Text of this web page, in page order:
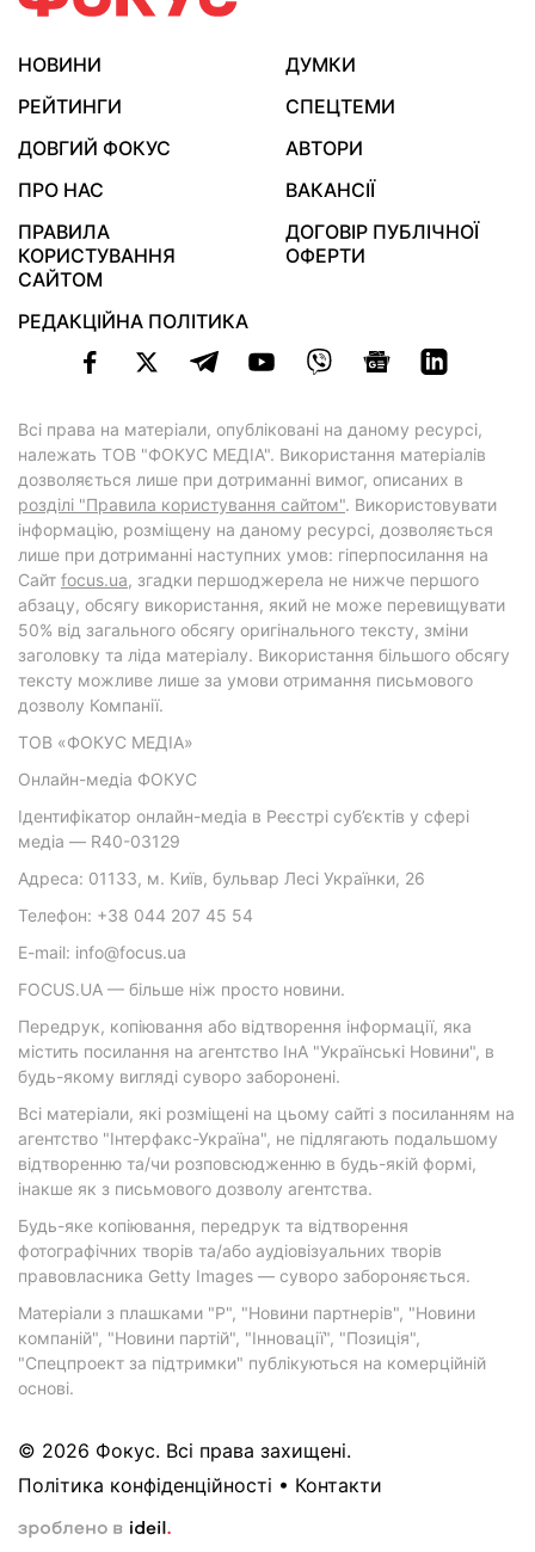
НОВИНИ
ДУМКИ
РЕЙТИНГИ
СПЕЦТЕМИ
ДОВГИЙ ФОКУС
АВТОРИ
ПРО НАС
ВАКАНСІЇ
ПРАВИЛА
КОРИСТУВАННЯ
САЙТОМ
ДОГОВІР ПУБЛІЧНОЇ
ОФЕРТИ
РЕДАКЦІЙНА ПОЛІТИКА
Всі права на матеріали, опубліковані на даному ресурсі,
належать ТОВ "ФОКУС МЕДІА". Використання матеріалів
дозволяється лише при дотриманні вимог, описаних в
розділі "Правила користування сайтом". Використовувати
інформацію, розміщену на даному ресурсі, дозволяється
лише при дотриманні наступних умов: гіперпосилання на
Cайт focus.ua, згадки першоджерела не нижче першого
абзацу, обсягу використання, який не може перевищувати
50% від загального обсягу оригінального тексту, зміни
заголовку та ліда матеріалу. Використання більшого обсягу
тексту можливе лише за умови отримання письмового
дозволу Компанії.
ТОВ «ФОКУС МЕДІА»
Онлайн-медіа ФОКУС
Ідентифікатор онлайн-медіа в Реєстрі суб’єктів у сфері
медіа — R40-03129
Адреса: 01133, м. Київ, бульвар Лесі Українки, 26
Телефон: +38 044 207 45 54
E-mail: info@focus.ua
FOCUS.UA — більше ніж просто новини.
Передрук, копіювання або відтворення інформації, яка
містить посилання на агентство ІнА "Українські Новини", в
будь-якому вигляді суворо заборонені.
Всі матеріали, які розміщені на цьому сайті з посиланням на
агентство "Інтерфакс-Україна", не підлягають подальшому
відтворенню та/чи розповсюдженню в будь-якій формі,
інакше як з письмового дозволу агентства.
Будь-яке копіювання, передрук та відтворення
фотографічних творів та/або аудіовізуальних творів
правовласника Getty Images — суворо забороняється.
Матеріали з плашками "Р", "Новини партнерів", "Новини
компаній", "Новини партій", "Інновації", "Позиція",
"Спецпроект за підтримки" публікуються на комерційній
основі.
© 2026 Фокус. Всі права захищені.
Політика конфіденційності • Контакти